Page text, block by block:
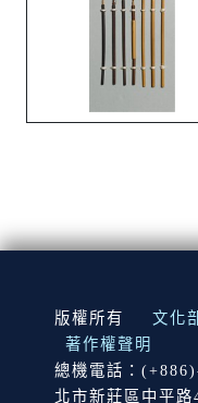
:::
版權所有 文化
著作權聲明
總機電話：
北市新莊區中平